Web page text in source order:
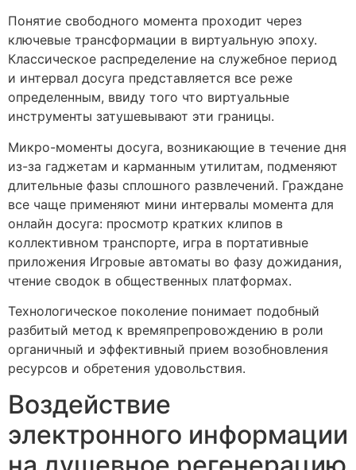
Понятие свободного момента проходит через
ключевые трансформации в виртуальную эпоху.
Классическое распределение на служебное период
и интервал досуга представляется все реже
определенным, ввиду того что виртуальные
инструменты затушевывают эти границы.
Микро-моменты досуга, возникающие в течение дня
из-за гаджетам и карманным утилитам, подменяют
длительные фазы сплошного развлечений. Граждане
все чаще применяют мини интервалы момента для
онлайн досуга: просмотр кратких клипов в
коллективном транспорте, игра в портативные
приложения Игровые автоматы во фазу дожидания,
чтение сводок в общественных платформах.
Технологическое поколение понимает подобный
разбитый метод к времяпрепровождению в роли
органичный и эффективный прием возобновления
ресурсов и обретения удовольствия.
Воздействие
электронного информации